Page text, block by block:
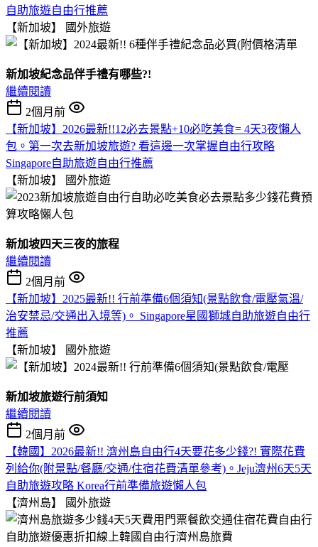
自助旅遊自由行推薦
【新加坡】
國外旅遊
新加坡紀念品伴手禮有哪些?!
繼續閱讀
2個月前
【新加坡】2026最新!!12必去景點+10必吃美食= 4天3夜懶人
包。第一次去新加坡旅遊? 看這邊一次掌握自由行攻略
Singapore自助旅遊自由行推薦
【新加坡】
國外旅遊
新加坡四天三夜的旅程
繼續閱讀
2個月前
【新加坡】2025最新!! 行前準備6個須知(景點飲食/電壓氣溫/
治安禁忌/交通出入境等)。 Singapore星國獅城自助旅遊自由行
推薦
【新加坡】
國外旅遊
新加坡旅遊行前須知
繼續閱讀
2個月前
【韓國】2026最新!! 濟州島自由行4天要花多少錢?! 實際花費
列給你(附景點/餐廳/交通/住宿花費清單參考)。Jeju濟州6天5天
自助旅遊攻略 Korea行前準備旅遊懶人包
【濟州島】
國外旅遊